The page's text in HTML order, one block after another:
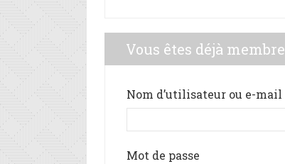
Vous êtes déjà membre
Nom d’utilisateur ou e-mail
Mot de passe